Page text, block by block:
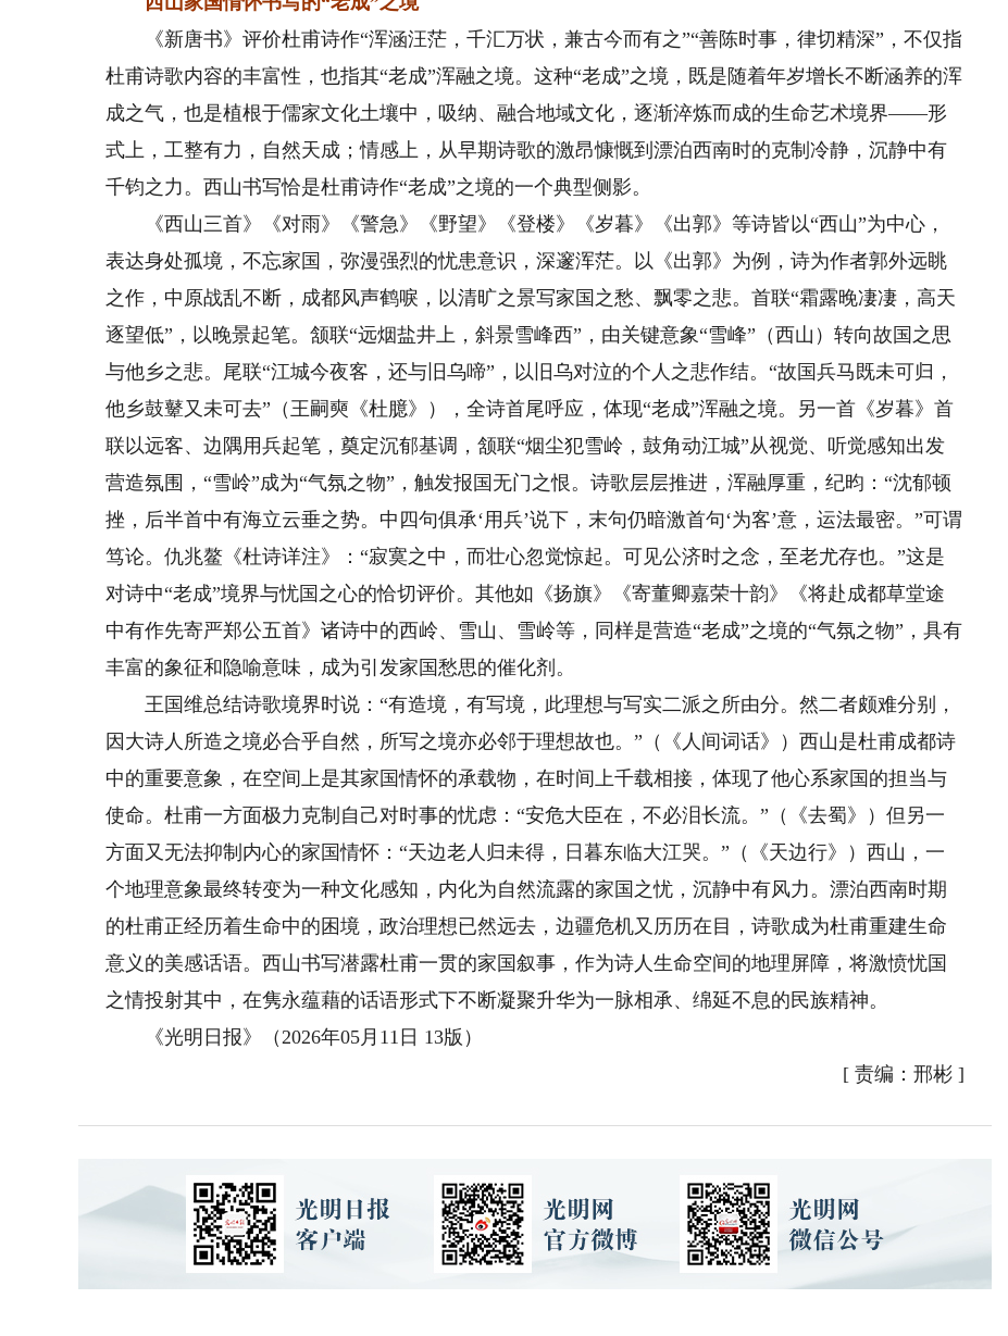
《新唐书》评价杜甫诗作“浑涵汪茫，千汇万状，兼古今而有之”“善陈时事，律切精深”，不仅指
杜甫诗歌内容的丰富性，也指其“老成”浑融之境。这种“老成”之境，既是随着年岁增长不断涵养的浑
成之气，也是植根于儒家文化土壤中，吸纳、融合地域文化，逐渐淬炼而成的生命艺术境界——形
式上，工整有力，自然天成；情感上，从早期诗歌的激昂慷慨到漂泊西南时的克制冷静，沉静中有
千钧之力。西山书写恰是杜甫诗作“老成”之境的一个典型侧影。
《西山三首》《对雨》《警急》《野望》《登楼》《岁暮》《出郭》等诗皆以“西山”为中心，
表达身处孤境，不忘家国，弥漫强烈的忧患意识，深邃浑茫。以《出郭》为例，诗为作者郭外远眺
之作，中原战乱不断，成都风声鹤唳，以清旷之景写家国之愁、飘零之悲。首联“霜露晚凄凄，高天
逐望低”，以晚景起笔。颔联“远烟盐井上，斜景雪峰西”，由关键意象“雪峰”（西山）转向故国之思
与他乡之悲。尾联“江城今夜客，还与旧乌啼”，以旧乌对泣的个人之悲作结。“故国兵马既未可归，
他乡鼓鼙又未可去”（王嗣奭《杜臆》），全诗首尾呼应，体现“老成”浑融之境。另一首《岁暮》首
联以远客、边隅用兵起笔，奠定沉郁基调，颔联“烟尘犯雪岭，鼓角动江城”从视觉、听觉感知出发
营造氛围，“雪岭”成为“气氛之物”，触发报国无门之恨。诗歌层层推进，浑融厚重，纪昀：“沈郁顿
挫，后半首中有海立云垂之势。中四句俱承‘用兵’说下，末句仍暗激首句‘为客’意，运法最密。”可谓
笃论。仇兆鳌《杜诗详注》：“寂寞之中，而壮心忽觉惊起。可见公济时之念，至老尤存也。”这是
对诗中“老成”境界与忧国之心的恰切评价。其他如《扬旗》《寄董卿嘉荣十韵》《将赴成都草堂途
中有作先寄严郑公五首》诸诗中的西岭、雪山、雪岭等，同样是营造“老成”之境的“气氛之物”，具有
丰富的象征和隐喻意味，成为引发家国愁思的催化剂。
王国维总结诗歌境界时说：“有造境，有写境，此理想与写实二派之所由分。然二者颇难分别，
因大诗人所造之境必合乎自然，所写之境亦必邻于理想故也。”（《人间词话》）西山是杜甫成都诗
中的重要意象，在空间上是其家国情怀的承载物，在时间上千载相接，体现了他心系家国的担当与
使命。杜甫一方面极力克制自己对时事的忧虑：“安危大臣在，不必泪长流。”（《去蜀》）但另一
方面又无法抑制内心的家国情怀：“天边老人归未得，日暮东临大江哭。”（《天边行》）西山，一
个地理意象最终转变为一种文化感知，内化为自然流露的家国之忧，沉静中有风力。漂泊西南时期
的杜甫正经历着生命中的困境，政治理想已然远去，边疆危机又历历在目，诗歌成为杜甫重建生命
意义的美感话语。西山书写潜露杜甫一贯的家国叙事，作为诗人生命空间的地理屏障，将激愤忧国
之情投射其中，在隽永蕴藉的话语形式下不断凝聚升华为一脉相承、绵延不息的民族精神。
《光明日报》（2026年05月11日 13版）
[ 责编：邢彬]